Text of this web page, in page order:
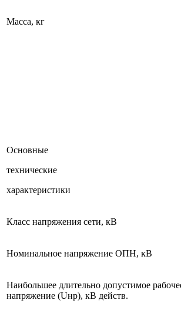
Масса, кг
Основные
технические
характеристики
Класс напряжения сети, кВ
Номинальное напряжение ОПН, кВ
Наибольшее длительно допустимое
напряжение (Uнр), кВ действ.